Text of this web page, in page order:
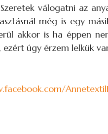
válogatni az
még is egy
akkor is ha éppen
úgy érzem lelkük